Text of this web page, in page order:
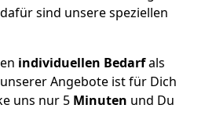
sind unsere speziellen
individuellen Bedarfals
Angebote ist für Dich
uns nur 5 Minuten und Du